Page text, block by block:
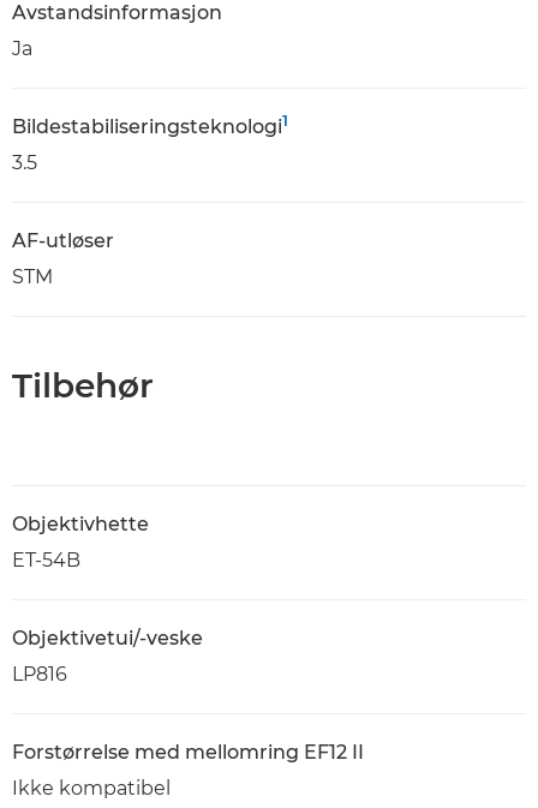
Avstandsinformasjon
Ja
Bildestabiliseringsteknologi1
3.5
AF-utløser
STM
Tilbehør
Objektivhette
ET-54B
Objektivetui/-veske
LP816
Forstørrelse med mellomring EF12 II
Ikke kompatibel